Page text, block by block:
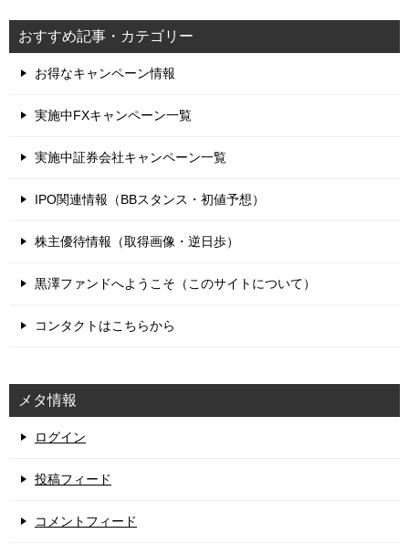
おすすめ記事・カテゴリー
お得なキャンペーン情報
実施中FXキャンペーン一覧
実施中証券会社キャンペーン一覧
IPO関連情報（BBスタンス・初値予想）
株主優待情報（取得画像・逆日歩）
黒澤ファンドへようこそ（このサイトについて）
コンタクトはこちらから
メタ情報
ログイン
投稿フィード
コメントフィード